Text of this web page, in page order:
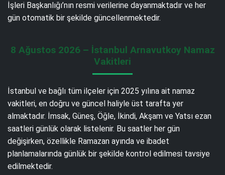
İşleri Başkanlığı’nın resmi verilerine dayanmaktadır ve her
gün otomatik bir şekilde güncellenmektedir.
8 Ağustos 2026 – İstanbul Arnavutkoy Namaz
Vakitleri
İstanbul ve bağlı tüm ilçeler için 2025 yılına ait namaz
vakitleri, en doğru ve güncel haliyle üst tarafta yer
almaktadır. İmsak, Güneş, Öğle, İkindi, Akşam ve Yatsı ezan
saatleri günlük olarak listelenir. Bu saatler her gün
değişirken, özellikle Ramazan ayında ve ibadet
planlamalarında günlük bir şekilde kontrol edilmesi tavsiye
edilmektedir.